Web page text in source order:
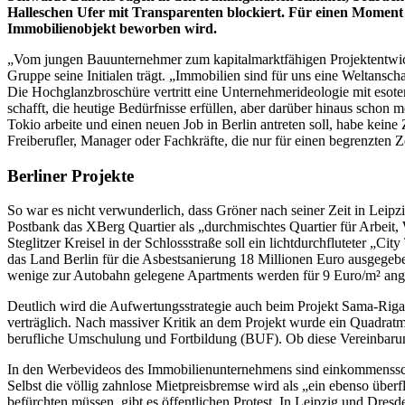
Halleschen Ufer mit Transparenten blockiert. Für einen
Immobilienobjekt beworben wird.
„Vom jungen Bauunternehmer zum kapitalmarktfähigen
Gruppe seine Initialen trägt. „Immobilien sind für uns eine
Die Hochglanzbroschüre vertritt eine Unternehmerideologie mit
schafft, die heutige Bedürfnisse erfüllen, aber darüber hinaus
Tokio arbeite und einen neuen Job in Berlin antreten soll, habe
Freiberufler, Manager oder Fachkräfte, die nur für einen begrenzten
Berliner Projekte
So war es nicht verwunderlich, dass Gröner nach seiner Zeit in
Postbank das XBerg Quartier als „durchmischtes Quartier für
Steglitzer Kreisel in der Schlossstraße soll ein lichtdurchfluteter
das Land Berlin für die Asbestsanierung 18 Millionen Euro
wenige zur Autobahn gelegene Apartments werden für 9 Euro/m²
Deutlich wird die Aufwertungsstrategie auch beim Projekt Sama-
verträglich. Nach massiver Kritik an dem Projekt wurde ein
berufliche Umschulung und Fortbildung (BUF). Ob diese
In den Werbevideos des Immobilienunternehmens sind
Selbst die völlig zahnlose Mietpreisbremse wird als „ein ebenso